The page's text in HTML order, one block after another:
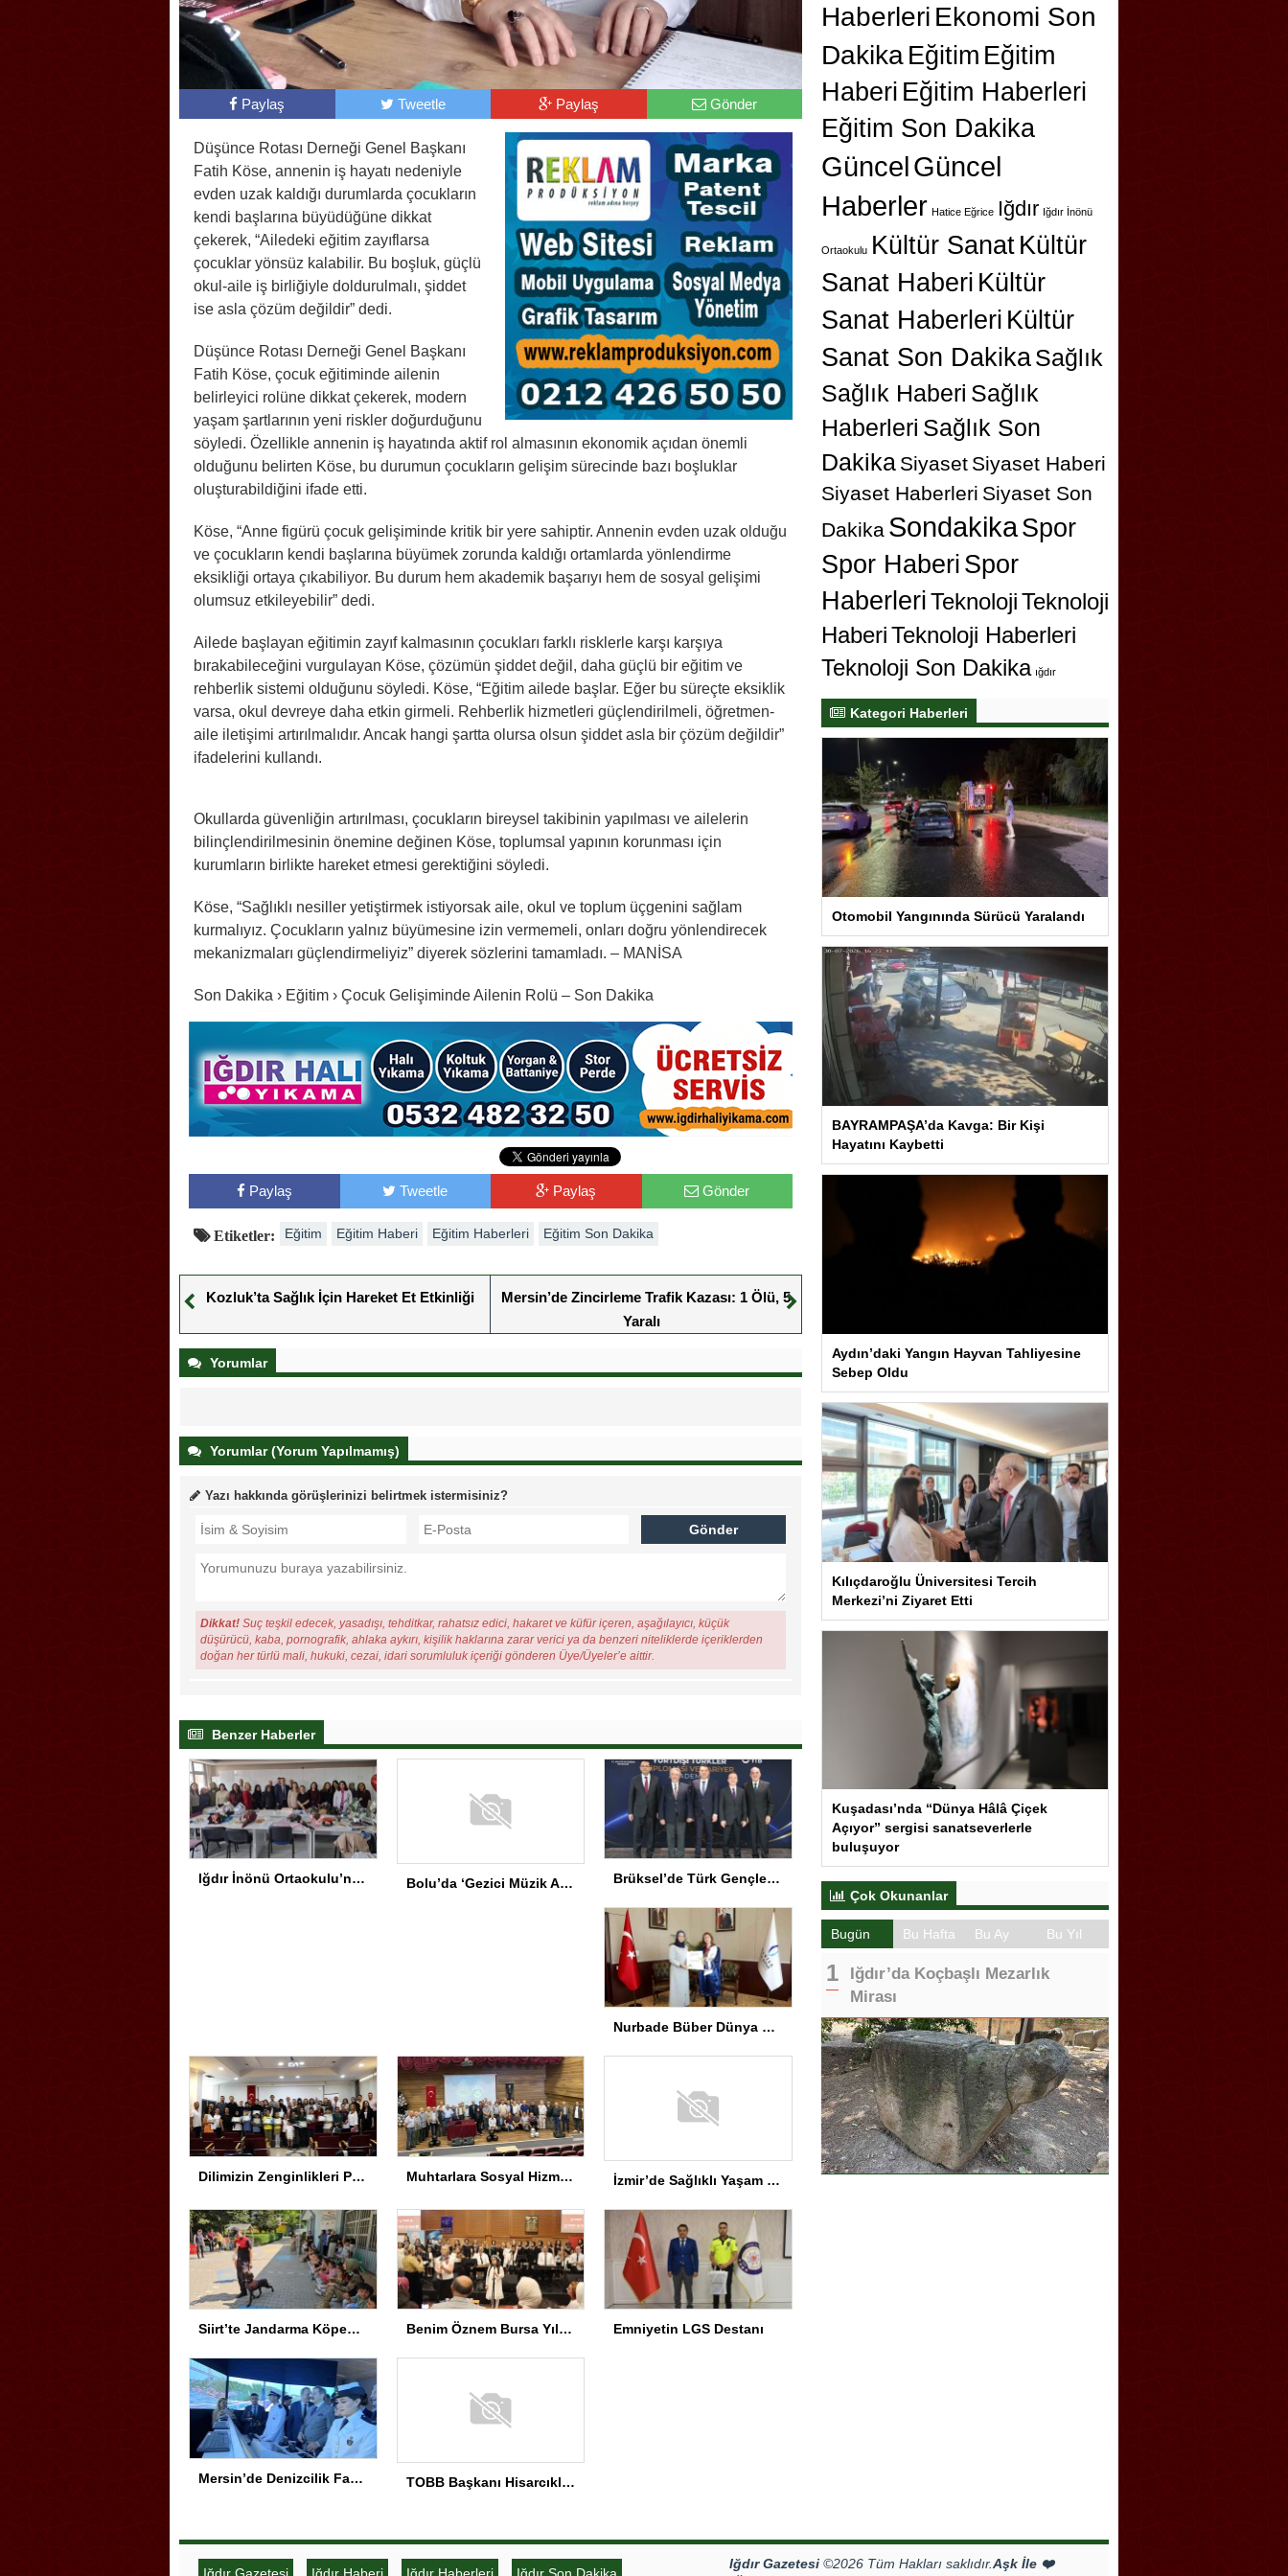
Paylaş Tweetle Paylaş Gönder
Düşünce Rotası Derneği Genel Başkanı
Fatih Köse, annenin iş hayatı nedeniyle
evden uzak kaldığı durumlarda çocukların
kendi başlarına büyüdüğüne dikkat
çekerek, “Ailedeki eğitim zayıflarsa
çocuklar yönsüz kalabilir. Bu boşluk, güçlü
okul-aile iş birliğiyle doldurulmalı, şiddet
ise asla çözüm değildir” dedi.
Düşünce Rotası Derneği Genel Başkanı
Fatih Köse, çocuk eğitiminde ailenin
belirleyici rolüne dikkat çekerek, modern
yaşam şartlarının yeni riskler doğurduğunu
söyledi. Özellikle annenin iş hayatında aktif rol almasının ekonomik açıdan önemli
olduğunu belirten Köse, bu durumun çocukların gelişim sürecinde bazı boşluklar
oluşturabildiğini ifade etti.
Köse, “Anne figürü çocuk gelişiminde kritik bir yere sahiptir. Annenin evden uzak olduğu
ve çocukların kendi başlarına büyümek zorunda kaldığı ortamlarda yönlendirme
eksikliği ortaya çıkabiliyor. Bu durum hem akademik başarıyı hem de sosyal gelişimi
olumsuz etkileyebilir” dedi.
Ailede başlayan eğitimin zayıf kalmasının çocukları farklı risklerle karşı karşıya
bırakabileceğini vurgulayan Köse, çözümün şiddet değil, daha güçlü bir eğitim ve
rehberlik sistemi olduğunu söyledi. Köse, “Eğitim ailede başlar. Eğer bu süreçte eksiklik
varsa, okul devreye daha etkin girmeli. Rehberlik hizmetleri güçlendirilmeli, öğretmen-
aile iletişimi artırılmalıdır. Ancak hangi şartta olursa olsun şiddet asla bir çözüm değildir”
ifadelerini kullandı.
Okullarda güvenliğin artırılması, çocukların bireysel takibinin yapılması ve ailelerin
bilinçlendirilmesinin önemine değinen Köse, toplumsal yapının korunması için
kurumların birlikte hareket etmesi gerektiğini söyledi.
Köse, “Sağlıklı nesiller yetiştirmek istiyorsak aile, okul ve toplum üçgenini sağlam
kurmalıyız. Çocukların yalnız büyümesine izin vermemeli, onları doğru yönlendirecek
mekanizmaları güçlendirmeliyiz” diyerek sözlerini tamamladı. – MANİSA
Son Dakika › Eğitim › Çocuk Gelişiminde Ailenin Rolü – Son Dakika
Paylaş Tweetle Paylaş Gönder
Etiketler: Eğitim Eğitim Haberi Eğitim Haberleri Eğitim Son Dakika
Kozluk’ta Sağlık İçin Hareket Et Etkinliği
Mersin’de Zincirleme Trafik Kazası: 1 Ölü, 5
Yaralı
Yorumlar
Yorumlar (Yorum Yapılmamış)
Yazı hakkında görüşlerinizi belirtmek istermisiniz?
Dikkat! Suç teşkil edecek, yasadışı, tehditkar, rahatsız edici, hakaret ve küfür içeren, aşağılayıcı, küçük
düşürücü, kaba, pornografik, ahlaka aykırı, kişilik haklarına zarar verici ya da benzeri niteliklerde içeriklerden
doğan her türlü mali, hukuki, cezai, idari sorumluluk içeriği gönderen Üye/Üyeler’e aittir.
Benzer Haberler
Iğdır İnönü Ortaokulu’nda Başarının Arkasında Güçlü Yönetim ve Özverili Eğitim Kadrosu Bulunuyor Bolu’da ‘Gezici Müzik Atölyesi’ Gala Programı Brüksel’de Türk Gençler İçin Diplomasi Programı
Nurbade Büber Dünya Şampiyonu
Dilimizin Zenginlikleri Projesi Kapanış Töreni Muhtarlara Sosyal Hizmet Semineri İzmir’de Sağlıklı Yaşam Spor Festivali düzenlendi
Siirt’te Jandarma Köpekleri Anaokulu’nda Gösteri Yaptı Benim Öznem Bursa Yıl Sonu Gösterisi Emniyetin LGS Destanı
Mersin’de Denizcilik Fakültesi binası hizmete açıldı TOBB Başkanı Hisarcıklıoğlu MEÜ’yi Ziyaret Etti
Haberleri Ekonomi Son
Dakika Eğitim Eğitim
Haberi Eğitim Haberleri
Eğitim Son Dakika
GüncelGüncel
Haberler Hatice Eğrice Iğdır Iğdır İnönü
Ortaokulu Kültür SanatKültür
Sanat Haberi Kültür
Sanat Haberleri Kültür
Sanat Son DakikaSağlık
Sağlık Haberi Sağlık
Haberleri Sağlık Son
Dakika Siyaset Siyaset Haberi
Siyaset Haberleri Siyaset Son
Dakika SondakikaSpor
Spor Haberi Spor
HaberleriTeknolojiTeknoloji
HaberiTeknoloji Haberleri
Teknoloji Son Dakika ığdır
Kategori Haberleri
Otomobil Yangınında Sürücü Yaralandı
BAYRAMPAŞA’da Kavga: Bir Kişi
Hayatını Kaybetti
Aydın’daki Yangın Hayvan Tahliyesine
Sebep Oldu
Kılıçdaroğlu Üniversitesi Tercih
Merkezi’ni Ziyaret Etti
Kuşadası’nda “Dünya Hâlâ Çiçek
Açıyor” sergisi sanatseverlerle
buluşuyor
Çok Okunanlar
Bugün Bu Hafta Bu Ay Bu Yıl
Iğdır’da Koçbaşlı Mezarlık
Mirası
Iğdır Gazetesi ©2026 Tüm Hakları saklıdır.Aşk İle ❤️